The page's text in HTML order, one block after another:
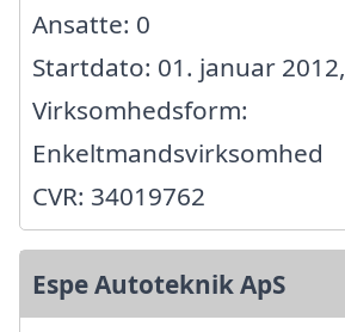
Ansatte: 0
Startdato: 01. januar 2012,
Virksomhedsform:
Enkeltmandsvirksomhed
CVR: 34019762
Espe Autoteknik ApS